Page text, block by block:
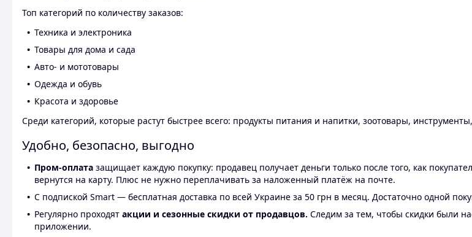
Топ категорий по количеству заказов:
Техника и электроника
Товары для дома и сада
Авто- и мототовары
Одежда и обувь
Красота и здоровье
Среди категорий, которые растут быстрее всего: продукты питания и напитки, зоотовары,
Удобно, безопасно, выгодно
Пром-оплата защищает каждую покупку: продавец получает деньги только после того, как
вернутся на карту. Плюс не нужно переплачивать за наложенный платёж на почте.
С подпиской Smart — бесплатная доставка по всей Украине за 50 грн в месяц. Достаточно одной
Регулярно проходят акции и сезонные скидки от продавцов. Следим за тем, чтобы скидки были
приложении.